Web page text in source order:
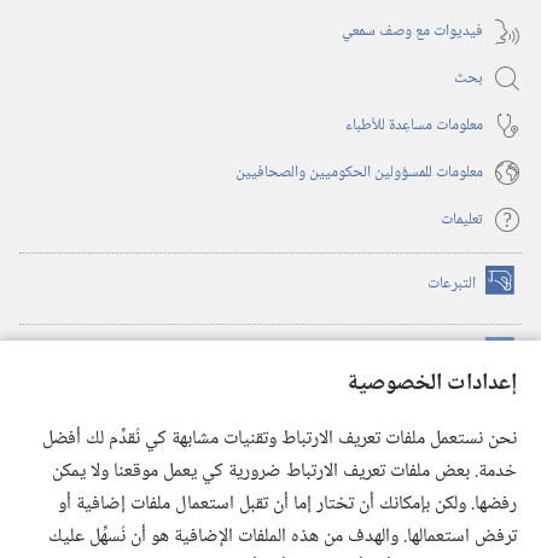
إعدادات الخصوصية
نحن نستعمل ملفات تعريف الارتباط وتقنيات مشابهة كي نُقدِّم لك أفضل
خدمة. بعض ملفات تعريف الارتباط ضرورية كي يعمل موقعنا ولا يمكن
رفضها. ولكن بإمكانك أن تختار إما أن تقبل استعمال ملفات إضافية أو
ترفض استعمالها. والهدف من هذه الملفات الإضافية هو أن نُسهِّل عليك
فيديوات مع وصف سمعي
بحث
معلومات مساعِدة للأطباء
معلومات للمسؤولين الحكوميين والصحافيين
تعليمات
التبرعات (يفتح
نافذة
(يفتح
نافذة
(يفتح
نافذة
جديدة) تطبيق ®
JW Library
مكتبة برج المراقبة